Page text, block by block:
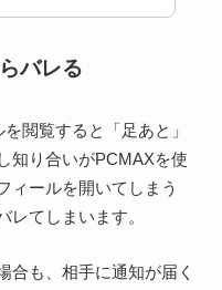
バレる
閲覧すると「足あと」
知り合いがPCMAXを使
ィールを開いてしまう
レてしまいます。
合も、相手に通知が届く